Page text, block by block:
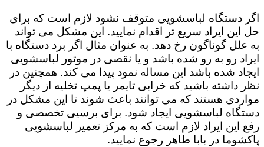
اگر دستگاه لباسشویی متوقف نشود لازم است که برای
حل این ایراد سریع تر اقدام نمایید. این مشکل می تواند
به علل گوناگون رخ دهد. به عنوان مثال اگر برد دستگاه با
ایراد رو به رو شده باشد و یا نقصی در موتور لباسشویی
ایجاد شده باشد این مساله نمود پیدا می کند. همچنین در
نظر داشته باشید که خرابی تایمر یا پمپ تخلیه از دیگر
مواردی هستند که می توانند باعث شوند تا این مشکل در
دستگاه لباسشویی ایجاد شود. برای برسیی تخصصی و
رفع این ایراد لازم است که به مرکز تعمیر لباسشویی
پاکشوما در بابا طاهر رجوع نمایید.